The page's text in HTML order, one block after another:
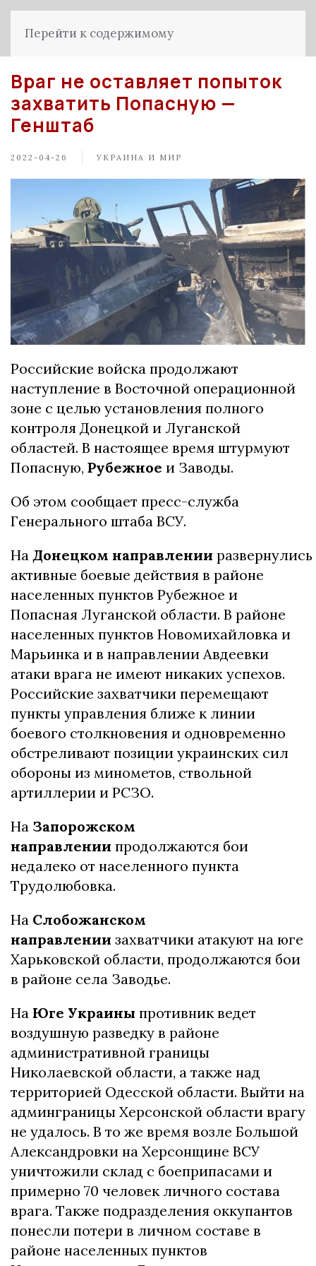
Перейти к содержимому
Враг не оставляет попыток
захватить Попасную —
Генштаб
2022-04-26 УКРАИНА И МИР
Российские войска продолжают
наступление в Восточной операционной
зоне с целью установления полного
контроля Донецкой и Луганской
областей. В настоящее время штурмуют
Попасную, Рубежное и Заводы.
Об этом сообщает пресс-служба
Генерального штаба ВСУ.
На Донецком направлении развернулись
активные боевые действия в районе
населенных пунктов Рубежное и
Попасная Луганской области. В районе
населенных пунктов Новомихайловка и
Марьинка и в направлении Авдеевки
атаки врага не имеют никаких успехов.
Российские захватчики перемещают
пункты управления ближе к линии
боевого столкновения и одновременно
обстреливают позиции украинских сил
обороны из минометов, ствольной
артиллерии и РСЗО.
На Запорожском
направлении продолжаются бои
недалеко от населенного пункта
Трудолюбовка.
На Слобожанском
направлении захватчики атакуют на юге
Харьковской области, продолжаются бои
в районе села Заводье.
На Юге Украины противник ведет
воздушную разведку в районе
административной границы
Николаевской области, а также над
территорией Одесской области. Выйти на
админграницы Херсонской области врагу
не удалось. В то же время возле Большой
Александровки на Херсонщине ВСУ
уничтожили склад с боеприпасами и
примерно 70 человек личного состава
врага. Также подразделения оккупантов
понесли потери в личном составе в
районе населенных пунктов